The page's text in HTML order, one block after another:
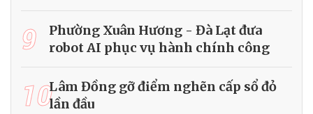
9
Phường Xuân Hương - Đà Lạt đưa
robot AI phục vụ hành chính công
10Lâm Đồng gỡ điểm nghẽn cấp sổ đỏ
lần đầu